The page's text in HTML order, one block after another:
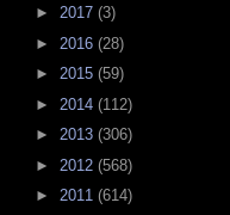
► 2017 (3)
► 2016 (28)
► 2015 (59)
► 2014 (112)
► 2013 (306)
► 2012 (568)
► 2011 (614)